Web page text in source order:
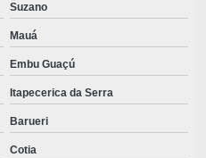
Suzano
Mauá
Embu Guaçú
Itapecerica da Serra
Barueri
Cotia